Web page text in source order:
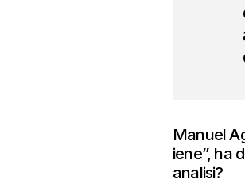
Manuel
iene”, ha
analisi?